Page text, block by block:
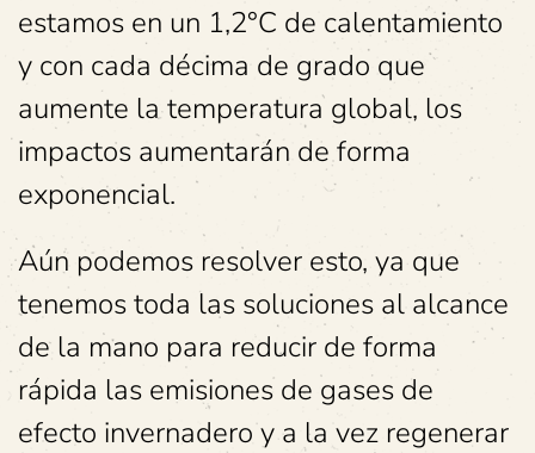
estamos en un 1,2°C de calentamiento
y con cada décima de grado que
aumente la temperatura global, los
impactos aumentarán de forma
exponencial.
Aún podemos resolver esto, ya que
tenemos toda las soluciones al alcance
de la mano para reducir de forma
rápida las emisiones de gases de
efecto invernadero y a la vez regenerar